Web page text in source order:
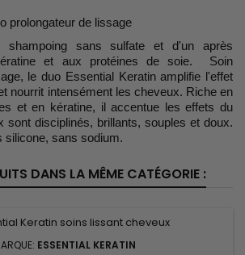
prolongateur de lissage
shampoing sans sulfate et d'un après
et aux protéines de soie. Soin
le duo Essential Keratin amplifie l'effet
nourrit intensément les cheveux. Riche en
et en kératine, il accentue les effets du
sont disciplinés, brillants, souples et doux.
silicone, sans sodium.
DANS LA MÊME CATÉGORIE :
ESSENTIAL KERATIN